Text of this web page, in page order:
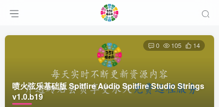
喷火弦乐基础版 Spitfire Audio Spitfire Studio Strings
v1.0.b19
0 105 14